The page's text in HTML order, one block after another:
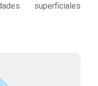
superficiales